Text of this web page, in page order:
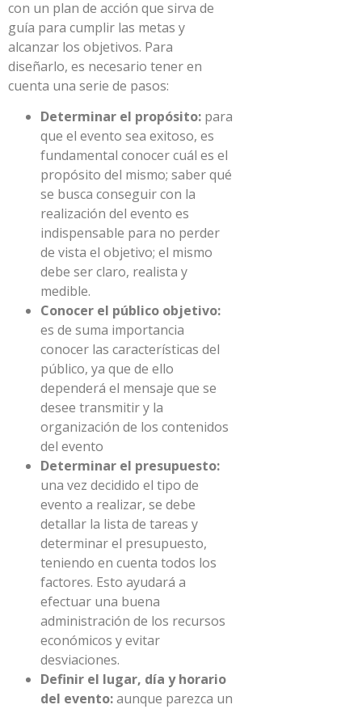
con un plan de acción que sirva de
guía para cumplir las metas y
alcanzar los objetivos. Para
diseñarlo, es necesario tener en
cuenta una serie de pasos:
Determinar el propósito: para
que el evento sea exitoso, es
fundamental conocer cuál es el
propósito del mismo; saber qué
se busca conseguir con la
realización del evento es
indispensable para no perder
de vista el objetivo; el mismo
debe ser claro, realista y
medible.
Conocer el público objetivo:
es de suma importancia
conocer las características del
público, ya que de ello
dependerá el mensaje que se
desee transmitir y la
organización de los contenidos
del evento
Determinar el presupuesto:
una vez decidido el tipo de
evento a realizar, se debe
detallar la lista de tareas y
determinar el presupuesto,
teniendo en cuenta todos los
factores. Esto ayudará a
efectuar una buena
administración de los recursos
económicos y evitar
desviaciones.
Definir el lugar, día y horario
del evento:aunque parezca un